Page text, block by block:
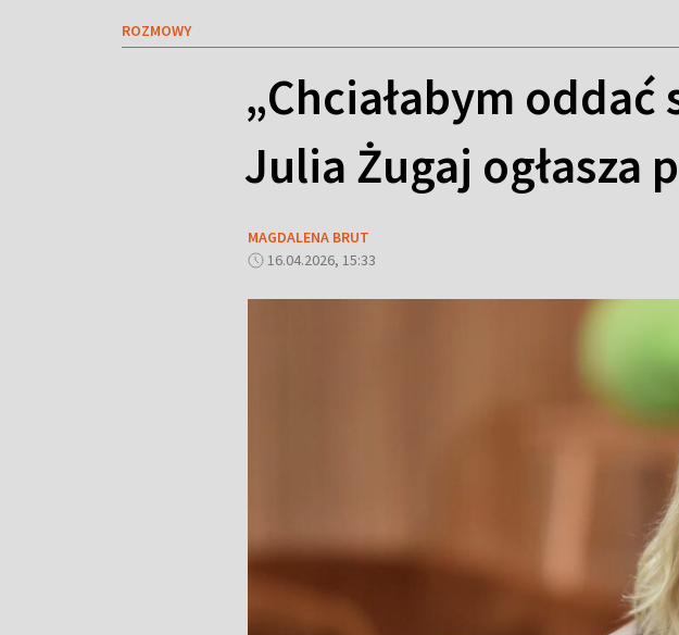
ROZMOWY
„Chciałabym
Julia Żugaj ogłasza
MAGDALENA BRUT
16.04.2026, 15:33